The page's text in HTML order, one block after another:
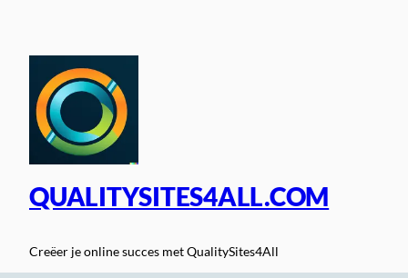
inhoud
QUALITYSITES4ALL.COM
Creëer je online succes met QualitySites4All